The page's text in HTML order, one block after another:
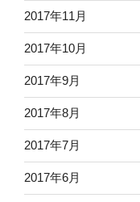
2017年11月
2017年10月
2017年9月
2017年8月
2017年7月
2017年6月